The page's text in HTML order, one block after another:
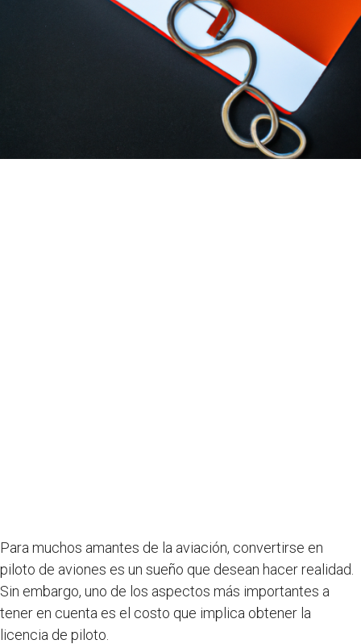
Para muchos amantes de la aviación, convertirse en
piloto de aviones es un sueño que desean hacer realidad.
Sin embargo, uno de los aspectos más importantes a
tener en cuenta es el costo que implica obtener la
licencia de piloto.